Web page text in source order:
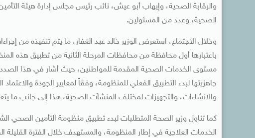
والرقابة الصحية، وإيهاب أبو عيش، نائب رئيس مجلس إدارة هيئة
الصحية، وعدد من المسئولين.
وخلال الاجتماع، استعرض الوزير خالد عبد الغفار، ما يتم تنفيذه من
باعتبارها أول محافظة من محافظات المرحلة الثانية من تطبيق هذه
مستوى الخدمات الصحية المقدمة للمواطنين، حيث أشار في هذا
جاهزيتها لبدء التطبيق الفعلي للمنظومة، وفقاً لمعايير الجودة
والانشاءات، والتجهيزات لمختلف المنشآت الصحية، هذا إلى جانب ما
كما تناول وزير الصحة المتطلبات لبدء تطبيق منظومة التأمين الصحي
الخدمات العلاجية في إطار المنظومة، والمستهدف خلال الفترة القليلة